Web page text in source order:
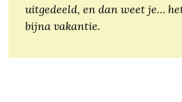
uitgedeeld, en dan weet je…
bijna vakantie.